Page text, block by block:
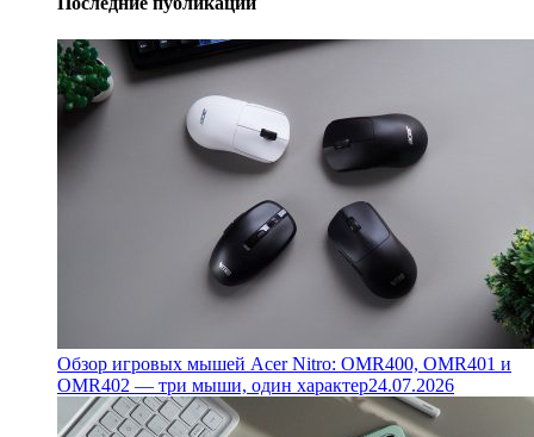
Обзор игровых мышей Acer Nitro: OMR400, OMR401 и
OMR402 — три мыши, один характер24.07.2026